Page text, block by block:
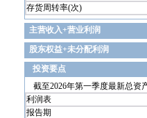
存货周转率(次)
主营收入+营业利润
股东权益+未分配利润
投资要点
截至2026年第一季度最新总资
利润表
报告期